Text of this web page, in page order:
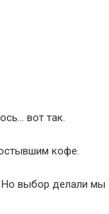
вот так.
кофе.
Но выбор делали мы